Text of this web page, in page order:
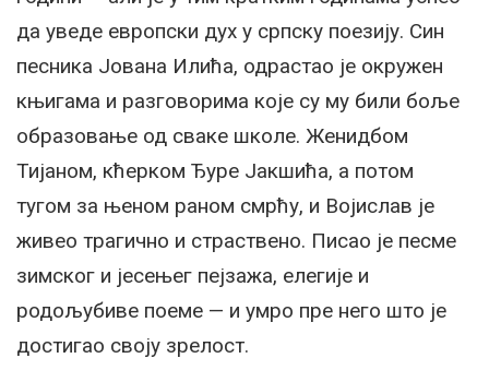
да уведе европски дух у српску поезију. Син
песника Јована Илића, одрастао је окружен
књигама и разговорима које су му били боље
образовање од сваке школе. Женидбом
Тијаном, кћерком Ђуре Јакшића, а потом
тугом за њеном раном смрћу, и Војислав је
живео трагично и страствено. Писао је песме
зимског и јесењег пејзажа, елегије и
родољубиве поеме — и умро пре него што је
достигао своју зрелост.